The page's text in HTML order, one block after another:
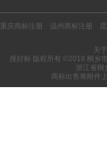
重庆商标注册 温州商标注册
关
搜好标 版权所有 ©2019 桐乡
浙江省桐
商标出售将附件